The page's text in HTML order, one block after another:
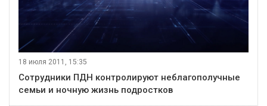
18 июля 2011, 15:35
Сотрудники ПДН контролируют неблагополучные
семьи и ночную жизнь подростков